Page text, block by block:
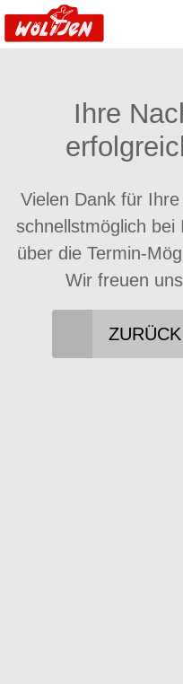
Ihre
Vielen Dank für
schnellstmöglich
über die Termin-
Wir freuen